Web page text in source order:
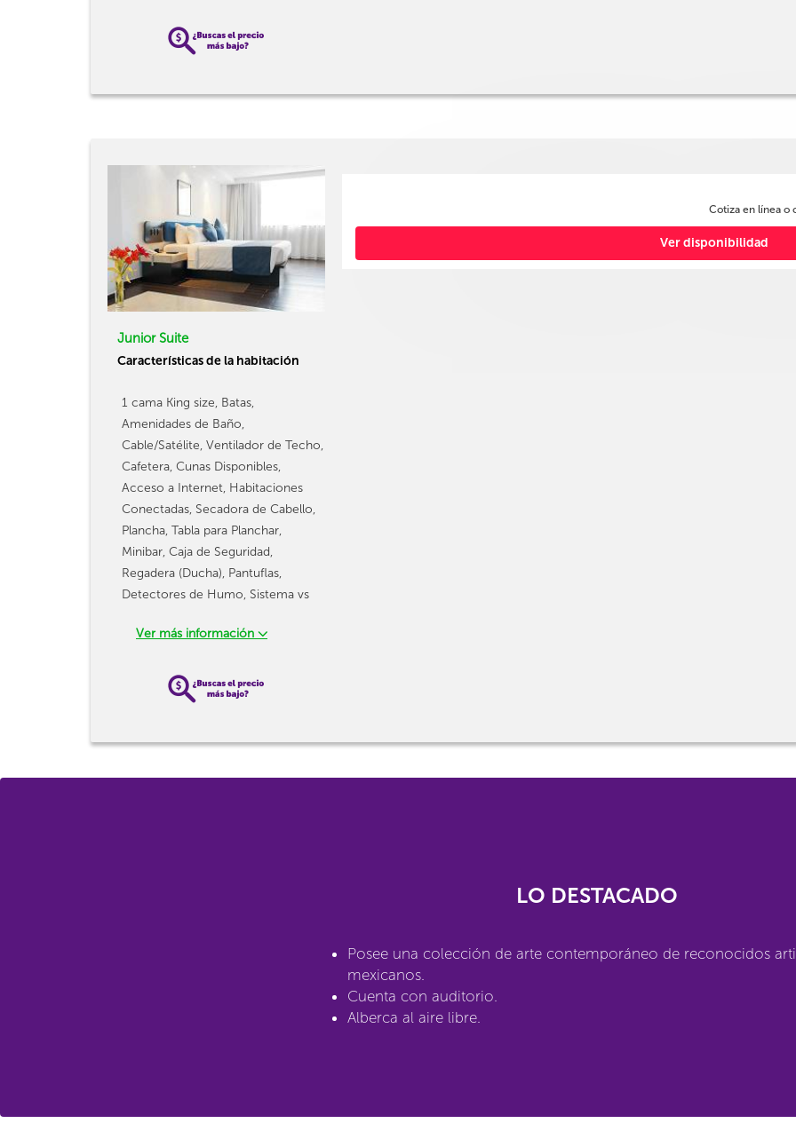
Junior Suite
Características de la habitación
1 cama King size, Batas,
Amenidades de Baño,
Cable/Satélite, Ventilador de Techo,
Cafetera, Cunas Disponibles,
Acceso a Internet, Habitaciones
Conectadas, Secadora de Cabello,
Plancha, Tabla para Planchar,
Minibar, Caja de Seguridad,
Regadera (Ducha), Pantuflas,
Detectores de Humo, Sistema vs
Ver más información
Cotiza en línea o
Ver disponibilidad
LO DESTACADO
Posee una colección de arte contemporáneo de reconocidos
mexicanos.
Cuenta con auditorio.
Alberca al aire libre.